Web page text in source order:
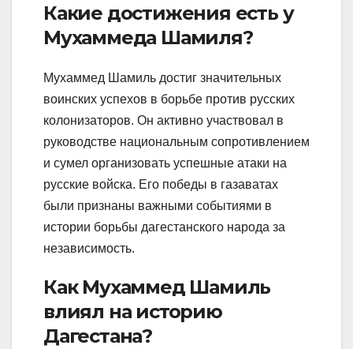
Какие достижения есть у
Мухаммеда Шамиля?
Мухаммед Шамиль достиг значительных
воинских успехов в борьбе против русских
колонизаторов. Он активно участвовал в
руководстве национальным сопротивлением
и сумел организовать успешные атаки на
русские войска. Его победы в газаватах
были признаны важными событиями в
истории борьбы дагестанского народа за
независимость.
Как Мухаммед Шамиль
влиял на историю
Дагестана?